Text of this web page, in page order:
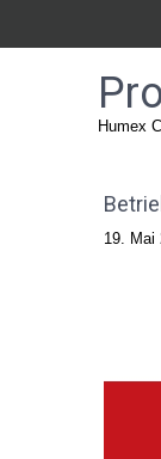
Humex
19. Mai